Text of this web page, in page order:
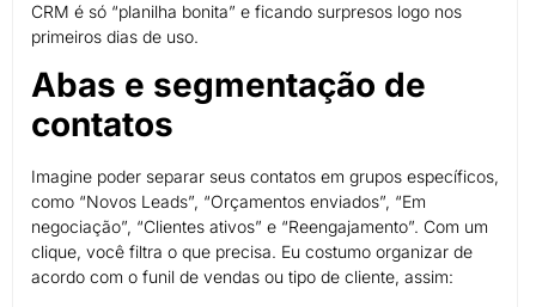
CRM é só “planilha bonita” e ficando surpresos logo nos
primeiros dias de uso.
Abas e segmentação de
contatos
Imagine poder separar seus contatos em grupos específicos,
como “Novos Leads”, “Orçamentos enviados”, “Em
negociação”, “Clientes ativos” e “Reengajamento”. Com um
clique, você filtra o que precisa. Eu costumo organizar de
acordo com o funil de vendas ou tipo de cliente, assim: